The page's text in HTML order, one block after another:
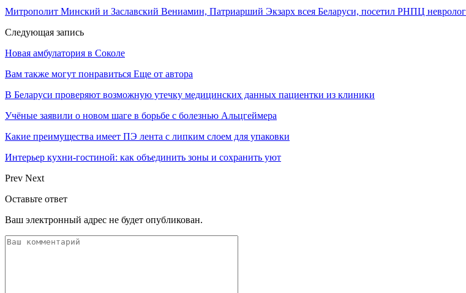
Митрополит Минский и Заславский Вениамин, Патриарший Экзарх всея Беларуси, посетил РНПЦ
Следующая запись
Новая амбулатория в Соколе
Вам также могут понравиться Еще от автора
В Беларуси проверяют возможную утечку медицинских данных пациентки из клиники
Учёные заявили о новом шаге в борьбе с болезнью Альцгеймера
Какие преимущества имеет ПЭ лента с липким слоем для упаковки
Интерьер кухни-гостиной: как объединить зоны и сохранить уют
Prev Next
Оставьте ответ
Ваш электронный адрес не будет опубликован.